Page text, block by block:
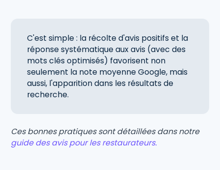
C'est simple : la récolte d'avis positifs et la
réponse systématique aux avis (avec des
mots clés optimisés) favorisent non
seulement la note moyenne Google, mais
aussi, l'apparition dans les résultats de
recherche.
Ces bonnes pratiques sont détaillées dans notre
guide des avis pour les restaurateurs.